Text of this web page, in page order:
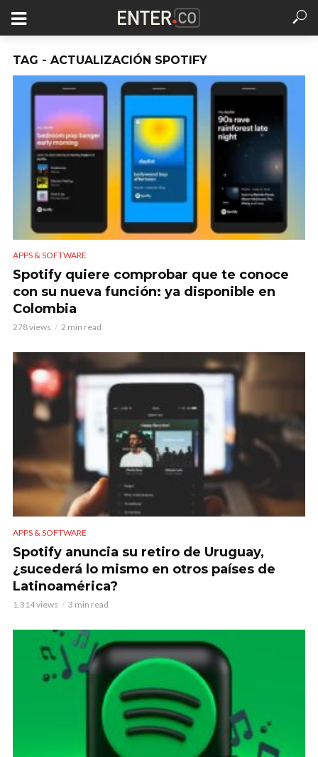
TAG - ACTUALIZACIÓN SPOTIFY
APPS & SOFTWARE
Spotify quiere comprobar que te conoce
con su nueva función: ya disponible en
Colombia
278 views 2 min read
APPS & SOFTWARE
Spotify anuncia su retiro de Uruguay,
¿sucederá lo mismo en otros países de
Latinoamérica?
1.314 views 3 min read